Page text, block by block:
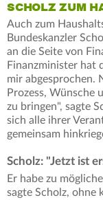
SCHOLZ ZUM
Auch zum
Bundeskanzler
an die Seite von
Finanzminister hat
mir abgesprochen.
Prozess, Wünsche
zu bringen", sagte
sich alle ihrer
gemeinsam
Scholz: "Jetzt ist
Er habe zu
sagte Scholz, ohne